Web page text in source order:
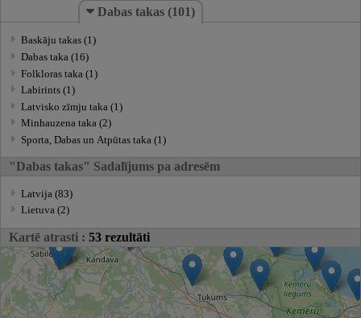
Dabas takas (101)
Baskāju takas (1)
Dabas taka (16)
Folkloras taka (1)
Labirints (1)
Latvisko zīmju taka (1)
Minhauzena taka (2)
Sporta, Dabas un Atpūtas taka (1)
"Dabas takas" Sadalījums pa adresēm
Latvija (83)
Lietuva (2)
Kartē atrasti : 53 rezultāti